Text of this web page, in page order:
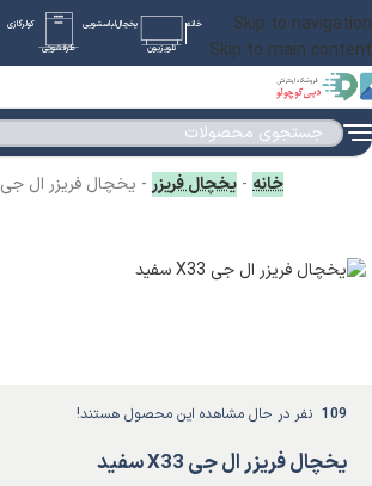
Skip to navigation
Skip to main content
خانه
تلویزیون
یخچاللباسشویی
ظرفشویی
کولرگازی
خانه - یخچال فریزر - یخچال فریزر ال جی X33 سفید
109 نفر در حال مشاهده این محصول هستند!
یخچال فریزر ال جی X33 سفید